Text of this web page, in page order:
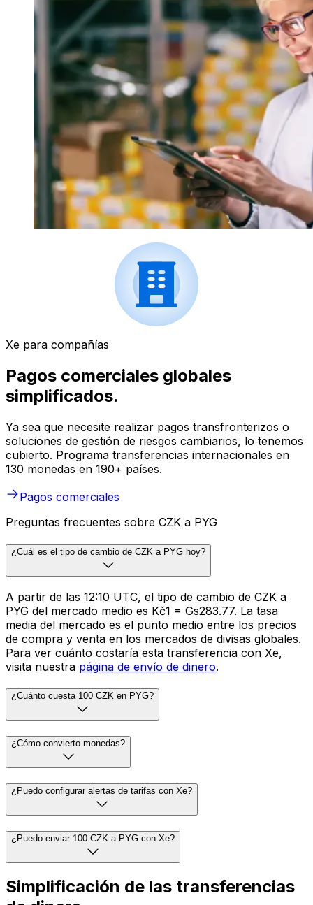
Xe para compañías
Pagos comerciales globales
simplificados.
Ya sea que necesite realizar pagos transfronterizos o
soluciones de gestión de riesgos cambiarios, lo tenemos
cubierto. Programa transferencias internacionales en
130 monedas en 190+ países.
Pagos comerciales
Preguntas frecuentes sobre CZK a PYG
¿Cuál es el tipo de cambio de CZK a PYG hoy?
A partir de las 12:10 UTC, el tipo de cambio de CZK a
PYG del mercado medio es Kč1 = Gs283.77. La tasa
media del mercado es el punto medio entre los precios
de compra y venta en los mercados de divisas globales.
Para ver cuánto costaría esta transferencia con Xe,
visita nuestra página de envío de dinero.
¿Cuánto cuesta 100 CZK en PYG?
¿Cómo convierto monedas?
¿Puedo configurar alertas de tarifas con Xe?
¿Puedo enviar 100 CZK a PYG con Xe?
Simplificación de las transferencias